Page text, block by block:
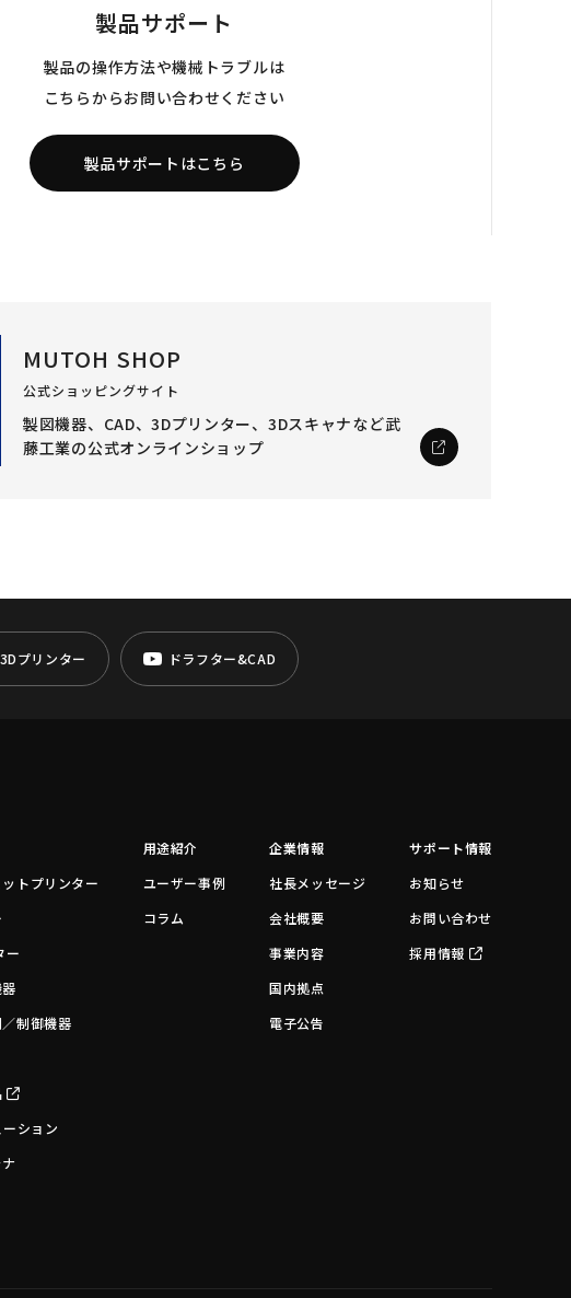
製品サポート
製品の操作方法や機械トラブルは
こちらからお問い合わせください
製品サポートはこちら
MUTOH SHOP
公式ショッピングサイト
製図機器、CAD、3Dプリンター、3Dスキャナなど武
藤工業の公式オンラインショップ
3Dプリンター ドラフター&CAD
トプリンター
ー
制御機器
ション
用途紹介
ユーザー事例
コラム
企業情報
社長メッセージ
会社概要
事業内容
国内拠点
電子公告
サポート情報
お知らせ
お問い合わせ
採用情報